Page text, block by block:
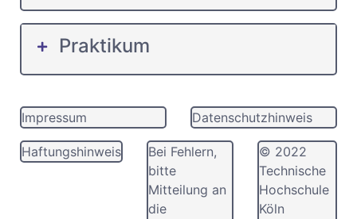
Praktikum
Impressum Datenschutzhinweis
Haftungshinweis
Bei Fehlern,
bitte
Mitteilung an
die
© 2022
Technische
Hochschule
Köln